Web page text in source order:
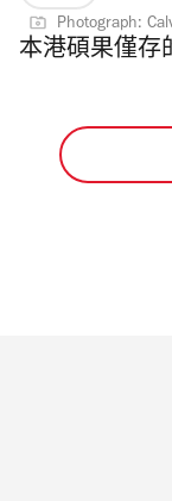
Photograph:
本港碩果僅存